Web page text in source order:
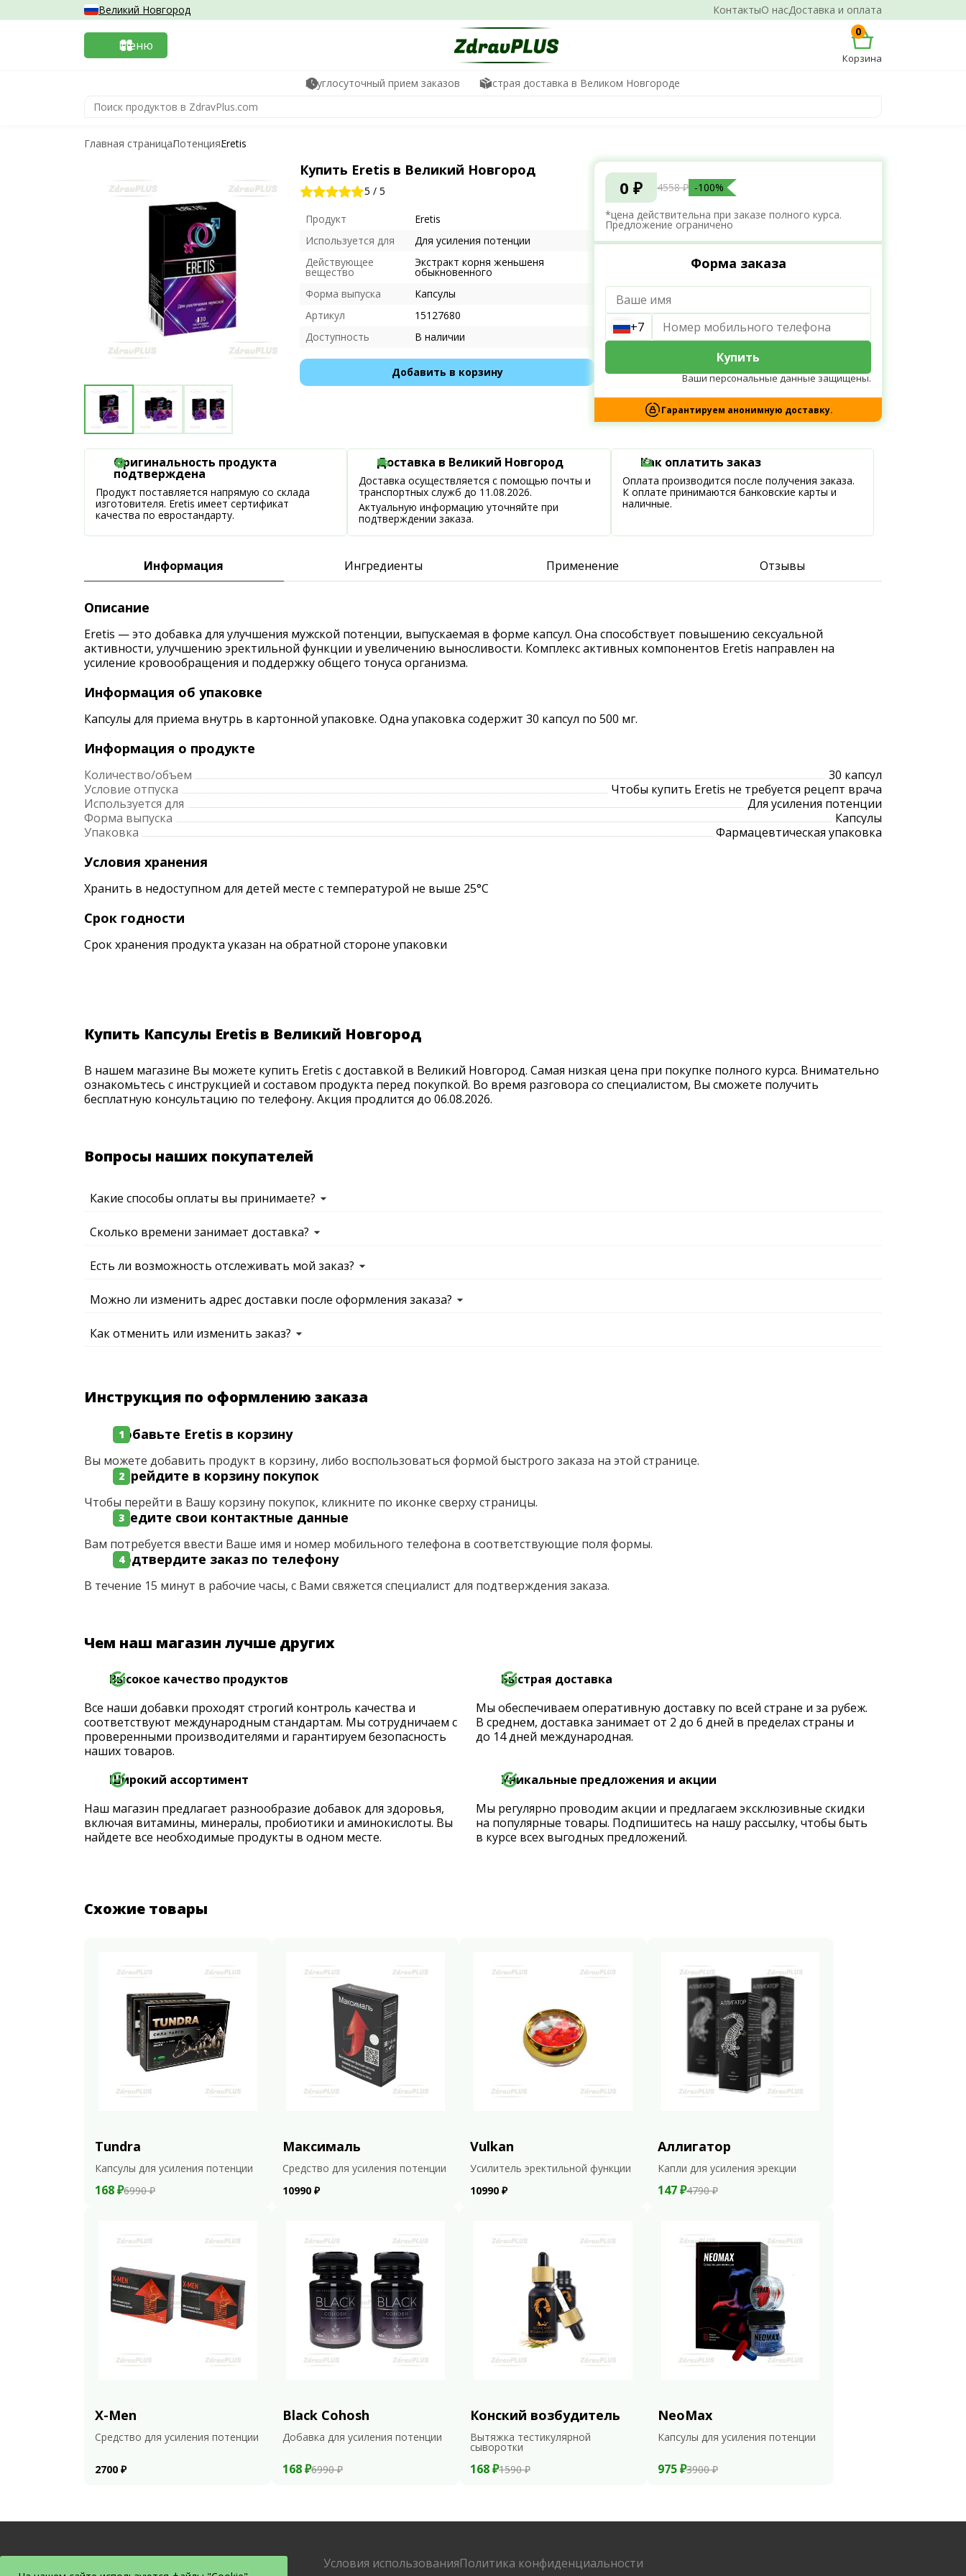
КонтактыО насДоставка и оплата
Великий Новгород
Меню
0
Корзина
Круглосуточный прием заказов Быстрая доставка в Великом Новгороде
Главная страницаПотенцияEretis
Купить Eretis в Великий Новгород
5 / 5
Продукт
Eretis
Используется для
Для усиления потенции
Действующее
вещество
Экстракт корня женьшеня
обыкновенного
Форма выпуска
Капсулы
Артикул
15127680
Доступность
В наличии
Добавить в корзину
0 ₽ 4558 ₽ -100%
*цена действительна при заказе полного курса.
Предложение ограничено
Форма заказа
+7
Купить
Ваши персональные данные защищены.
Гарантируем анонимную доставку.
Оригинальность продукта
подтверждена
Продукт поставляется напрямую со склада
изготовителя. Eretis имеет сертификат
качества по евростандарту.
Доставка в Великий Новгород
Доставка осуществляется с помощью почты и
транспортных служб до 11.08.2026.
Актуальную информацию уточняйте при
подтверждении заказа.
Как оплатить заказ
Оплата производится после получения заказа.
К оплате принимаются банковские карты и
наличные.
Информация Ингредиенты Применение Отзывы
Описание
Eretis — это добавка для улучшения мужской потенции, выпускаемая в форме капсул. Она способствует повышению сексуальной
активности, улучшению эректильной функции и увеличению выносливости. Комплекс активных компонентов Eretis направлен на
усиление кровообращения и поддержку общего тонуса организма.
Информация об упаковке
Капсулы для приема внутрь в картонной упаковке. Одна упаковка содержит 30 капсул по 500 мг.
Информация о продукте
Количество/объем
30 капсул
Условие отпуска
Чтобы купить Eretis не требуется рецепт врача
Используется для
Для усиления потенции
Форма выпуска
Капсулы
Упаковка
Фармацевтическая упаковка
Условия хранения
Хранить в недоступном для детей месте с температурой не выше 25°C
Срок годности
Срок хранения продукта указан на обратной стороне упаковки
Купить Капсулы Eretis в Великий Новгород
В нашем магазине Вы можете купить Eretis с доставкой в Великий Новгород. Самая низкая цена при покупке полного курса. Внимательно
ознакомьтесь с инструкцией и составом продукта перед покупкой. Во время разговора со специалистом, Вы сможете получить
бесплатную консультацию по телефону. Акция продлится до 06.08.2026.
Вопросы наших покупателей
Какие способы оплаты вы принимаете?
Сколько времени занимает доставка?
Есть ли возможность отслеживать мой заказ?
Можно ли изменить адрес доставки после оформления заказа?
Как отменить или изменить заказ?
Инструкция по оформлению заказа
Добавьте Eretis в корзину
Вы можете добавить продукт в корзину, либо воспользоваться формой быстрого заказа на этой странице.
Перейдите в корзину покупок
Чтобы перейти в Вашу корзину покупок, кликните по иконке сверху страницы.
Введите свои контактные данные
Вам потребуется ввести Ваше имя и номер мобильного телефона в соответствующие поля формы.
Подтвердите заказ по телефону
В течение 15 минут в рабочие часы, с Вами свяжется специалист для подтверждения заказа.
Чем наш магазин лучше других
Высокое качество продуктов
Все наши добавки проходят строгий контроль качества и
соответствуют международным стандартам. Мы сотрудничаем с
проверенными производителями и гарантируем безопасность
наших товаров.
Быстрая доставка
Мы обеспечиваем оперативную доставку по всей стране и за рубеж.
В среднем, доставка занимает от 2 до 6 дней в пределах страны и
до 14 дней международная.
Широкий ассортимент
Наш магазин предлагает разнообразие добавок для здоровья,
включая витамины, минералы, пробиотики и аминокислоты. Вы
найдете все необходимые продукты в одном месте.
Уникальные предложения и акции
Мы регулярно проводим акции и предлагаем эксклюзивные скидки
на популярные товары. Подпишитесь на нашу рассылку, чтобы быть
в курсе всех выгодных предложений.
Схожие товары
Tundra
Капсулы для усиления потенции
168 ₽6990 ₽
Максималь
Средство для усиления потенции
10990 ₽
Vulkan
Усилитель эректильной функции
10990 ₽
Аллигатор
Капли для усиления эрекции
147 ₽4790 ₽
X-Men
Средство для усиления потенции
2700 ₽
Black Cohosh
Добавка для усиления потенции
168 ₽6990 ₽
Конский возбудитель
Вытяжка тестикулярной
сыворотки
168 ₽1590 ₽
NeoMax
Капсулы для усиления потенции
975 ₽3900 ₽
Условия использованияПолитика конфиденциальности